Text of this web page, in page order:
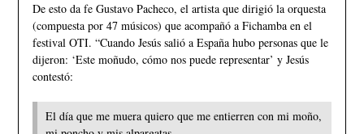
De esto da fe Gustavo Pacheco, el artista que dirigió la orquesta
(compuesta por 47 músicos) que acompañó a Fichamba en el
festival OTI. “Cuando Jesús salió a España hubo personas que le
dijeron: ‘Este moñudo, cómo nos puede representar’ y Jesús
contestó:
El día que me muera quiero que me entierren con mi moño,